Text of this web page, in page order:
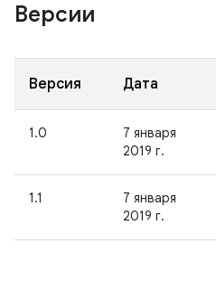
Версии
Версия Дата
1.0
7 января
2019 г.
1.1
7 января
2019 г.